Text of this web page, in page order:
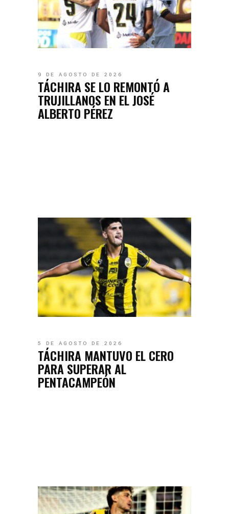
9 DE AGOSTO DE 2026
TÁCHIRA SE LO REMONTÓ A
TRUJILLANOS EN EL JOSÉ
ALBERTO PÉREZ
5 DE AGOSTO DE 2026
TÁCHIRA MANTUVO EL CERO
PARA SUPERAR AL
PENTACAMPEÓN